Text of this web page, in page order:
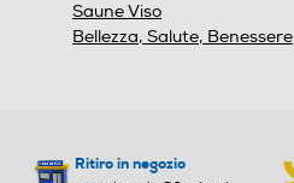
Saune Viso
Bellezza, Salute, Benessere
Ritiro in negozio